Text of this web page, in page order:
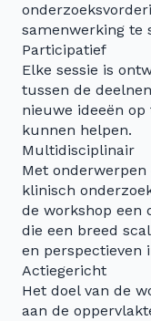
samenwerking te
Participatief
Elke sessie is
tussen de
nieuwe ideeën
kunnen helpen.
Multidisciplinair
Met
klinisch
de workshop een
die een breed
en perspectieven
Actiegericht
Het doel van de
aan de